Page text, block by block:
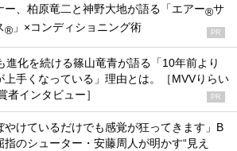
ー、柏原竜二と神野大地が語る「エアー®サ
® 」×コンディショニング術 PR
進化を続ける篠山竜青が語る「10年前より
上手くなっている」理由とは。［MVVりらい
者インタビュー］
PR
やけているだけでも感覚が狂ってきます」B
指のシューター・安藤周人が明かす“見え